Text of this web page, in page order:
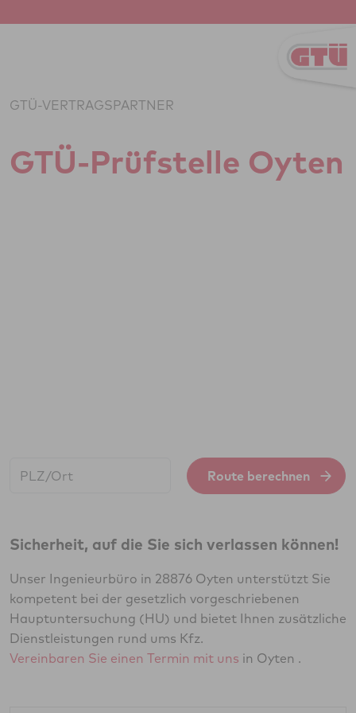
GTÜ-VERTRAGSPARTNER
GTÜ-Prüf­stelle Oyten
Route berechnen
Sicherheit, auf die Sie sich verlassen können!
Unser Ingenieurbüro in 28876 Oyten unterstützt Sie
kompetent bei der gesetzlich vorgeschriebenen
Hauptuntersuchung (HU) und bietet Ihnen zusätzliche
Dienstleistungen rund ums Kfz.
Vereinbaren Sie einen Termin mit uns in Oyten .